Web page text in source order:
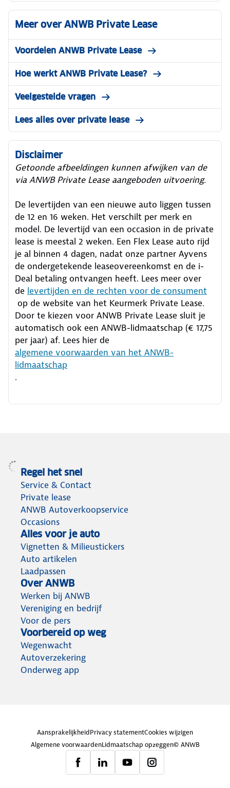
Meer over ANWB Private Lease
Voordelen ANWB Private Lease
Hoe werkt ANWB Private Lease?
Veelgestelde vragen
Lees alles over private lease
Disclaimer
Getoonde afbeeldingen kunnen afwijken van de
via ANWB Private Lease aangeboden uitvoering.
De levertijden van een nieuwe auto liggen tussen
de 12 en 16 weken. Het verschilt per merk en
model. De levertijd van een occasion in de private
lease is meestal 2 weken. Een Flex Lease auto rijd
je al binnen 4 dagen, nadat onze partner Ayvens
de ondergetekende leaseovereenkomst en de i-
Deal betaling ontvangen heeft. Lees meer over
de levertijden en de rechten voor de consument
op de website van het Keurmerk Private Lease.
Door te kiezen voor ANWB Private Lease sluit je
automatisch ook een ANWB-lidmaatschap (€ 17,75
per jaar) af. Lees hier de
algemene voorwaarden van het ANWB-
lidmaatschap
.
Regel het snel
Service & Contact
Private lease
ANWB Autoverkoopservice
Occasions
Alles voor je auto
Vignetten & Milieustickers
Auto artikelen
Laadpassen
Over ANWB
Werken bij ANWB
Vereniging en bedrijf
Voor de pers
Voorbereid op weg
Wegenwacht
Autoverzekering
Onderweg app
AansprakelijkheidPrivacy statementCookies wijzigen
Algemene voorwaardenLidmaatschap opzeggen© ANWB